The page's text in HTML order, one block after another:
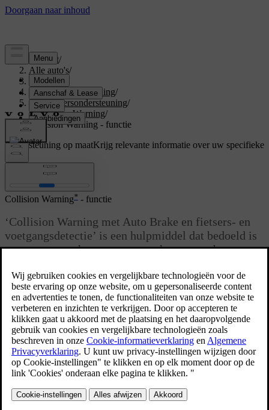
Support/
Alle auto's/
V70 2015
Gebruikershandleiding/
Bestuurdersondersteuning/
Collision Warning/
Collision Warning - functie
Ondersteuning op maatKrijg relevante informatie over uw specifieke
auto.
Bijgewerkt 08-06-2023
Collision Warning* - functie
‘Collision Warning met Auto Brake en fietsers- en
voetgangsdetectie’ is een hulpmiddel dat bedoeld is
om u te waarschuwen, wanneer het gevaar bestaat
of rijdende) fietser of voorligger botst.